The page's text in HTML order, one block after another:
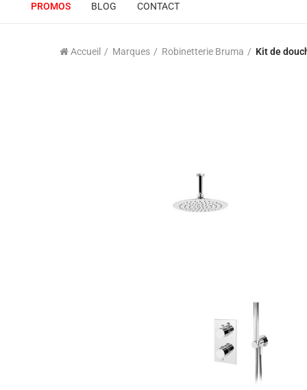
PROMOS BLOG CONTACT
Accueil Marques Robinetterie Bruma Kit de